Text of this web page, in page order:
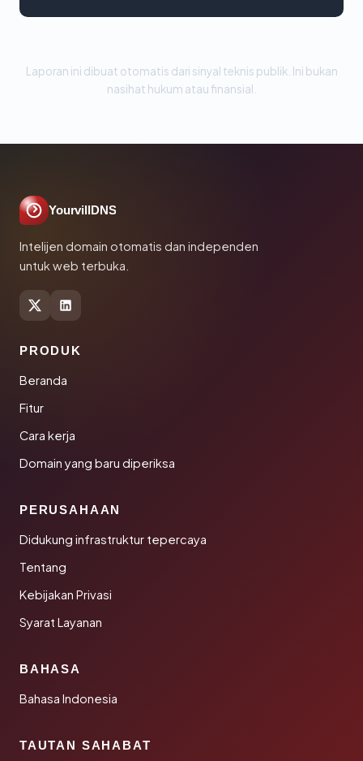
Laporan ini dibuat otomatis dari sinyal teknis publik. Ini bukan
nasihat hukum atau finansial.
YourvillDNS
Intelijen domain otomatis dan independen
untuk web terbuka.
PRODUK
Beranda
Fitur
Cara kerja
Domain yang baru diperiksa
PERUSAHAAN
Didukung infrastruktur tepercaya
Tentang
Kebijakan Privasi
Syarat Layanan
BAHASA
Bahasa Indonesia
TAUTAN SAHABAT